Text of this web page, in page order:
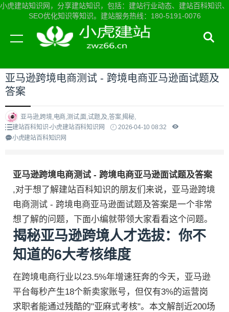
小虎建站知识网，分享建站知识，包括：建站行业动态、建站百科知识、
SEO优化知识等知识。建站服务热线：180-5191-0076
当前位置：小虎建站知识网首页>建站百科知识
亚马逊跨境电商测试 - 跨境电商亚马逊面试题及
答案
亚马逊,跨境,电商,测试,面,试题,及,答案,揭秘,
建站百科知识-小虎建站百科知识网
2026-04-10 08:32
小虎建站百科知识网
亚马逊跨境电商测试 - 跨境电商亚马逊面试题及答案
,对于想了解建站百科知识的朋友们来说，亚马逊跨境
电商测试 - 跨境电商亚马逊面试题及答案是一个非常
想了解的问题，下面小编就带领大家看看这个问题。
揭秘亚马逊跨境人才选拔：你不
知道的6大考核维度
在跨境电商行业以23.5%年增速狂奔的今天，亚马逊
平台每秒产生18个新卖家账号，但仅有3%的运营岗
求职者能通过残酷的"亚麻式考核"。本文解剖近200场